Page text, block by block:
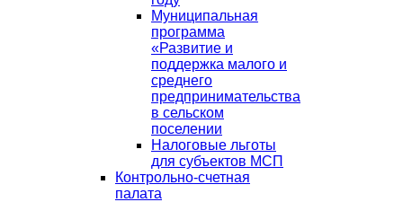
Муниципальная
программа
«Развитие и
поддержка малого и
среднего
предпринимательства
в сельском
поселении
Налоговые льготы
для субъектов МСП
Контрольно-счетная
палата